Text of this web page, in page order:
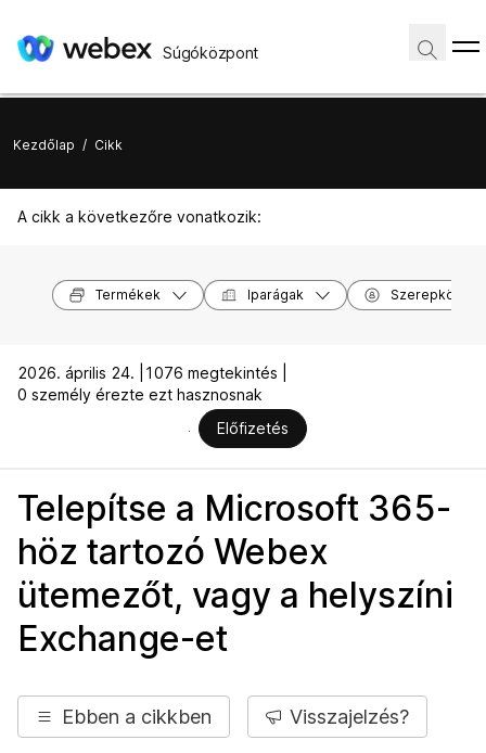
Súgóközpont
Kezdőlap / Cikk
A cikk a következőre vonatkozik:
Termékek Iparágak Szerepkörök
2026. április 24. |
1076 megtekintés |
0 személy érezte ezt hasznosnak
Előfizetés
Telepítse a Microsoft 365-
höz tartozó Webex
ütemezőt, vagy a helyszíni
Exchange-et
Ebben a cikkben Visszajelzés?